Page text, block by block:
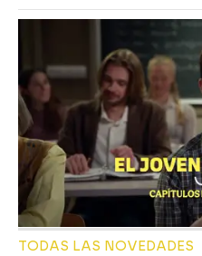
TODAS LAS NOVEDADES